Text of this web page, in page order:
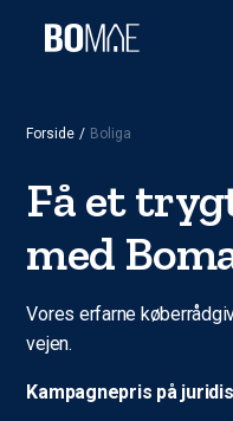
Forside / Boliga
Få et
med
Vores erfarne
vejen.
Kampagnepris på